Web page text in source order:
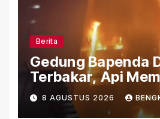
Berita
Gedung Bapenda
Terbakar, Api
dari Bagian Atas
8 AGUSTUS 2026